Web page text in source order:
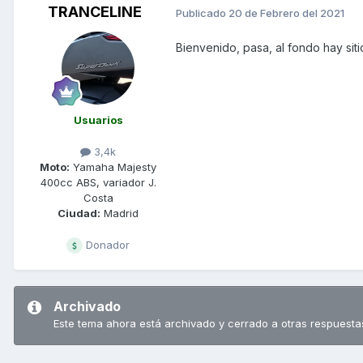
TRANCELINE
Usuarios
3,4k
Moto: Yamaha Majesty
400cc ABS, variador J.
Costa
Ciudad: Madrid
Donador
Publicado 20 de Febrero del 2021
Bienvenido, pasa, al fondo hay
Archivado
Este tema ahora está archivado y cerrado a otras